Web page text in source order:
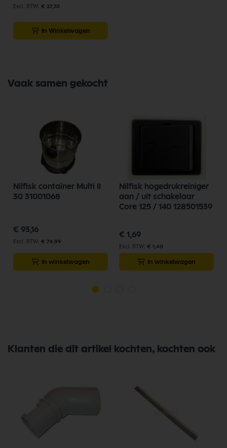
€ 27,33
In Winkelwagen
Vaak samen gekocht
Nilfisk container Multi II
30 31001068
€ 93,16
€ 76,99
In winkelwagen
Nilfisk hogedrukreiniger
aan / uit schakelaar
Core 125 / 140 128501539
€ 1,69
€ 1,40
In winkelwagen
Klanten die dit artikel kochten, kochten ook